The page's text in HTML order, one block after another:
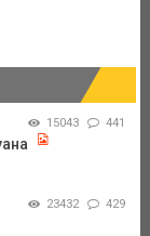
15043 441
23432 429